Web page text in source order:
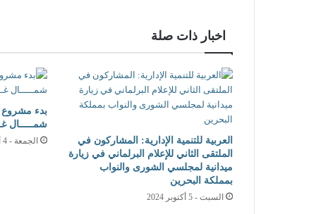
الصندوق السعودي للتنمية يوقع مذكرة تعاون
اخبار ذات صلة
العربية للتنمية الإدارية: المشاركون في
الملتقى الثاني للإعلام البرلماني في زيارة
ميدانية لمجلسي الشورى والنواب
بمملكة البحرين
السبت - 5 أكتوبر 2024
بدء مشروع
شمـــــال
الجمعة - 4 أكتوبر 2024